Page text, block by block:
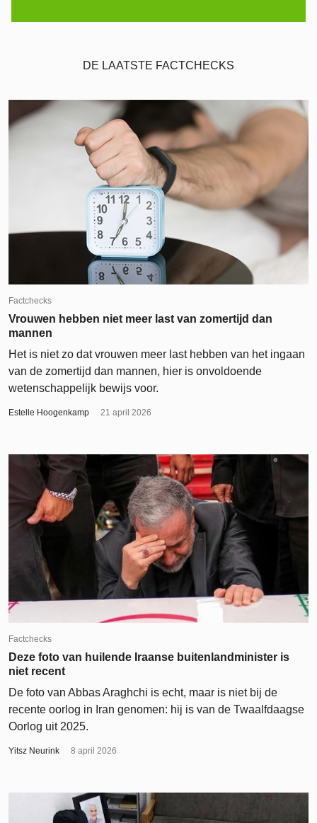
DE LAATSTE FACTCHECKS
Factchecks
Vrouwen hebben niet meer last van zomertijd dan
mannen
Het is niet zo dat vrouwen meer last hebben van het ingaan
van de zomertijd dan mannen, hier is onvoldoende
wetenschappelijk bewijs voor.
Estelle Hoogenkamp 21 april 2026
Factchecks
Deze foto van huilende Iraanse buitenlandminister is
niet recent
De foto van Abbas Araghchi is echt, maar is niet bij de
recente oorlog in Iran genomen: hij is van de Twaalfdaagse
Oorlog uit 2025.
Yitsz Neurink 8 april 2026